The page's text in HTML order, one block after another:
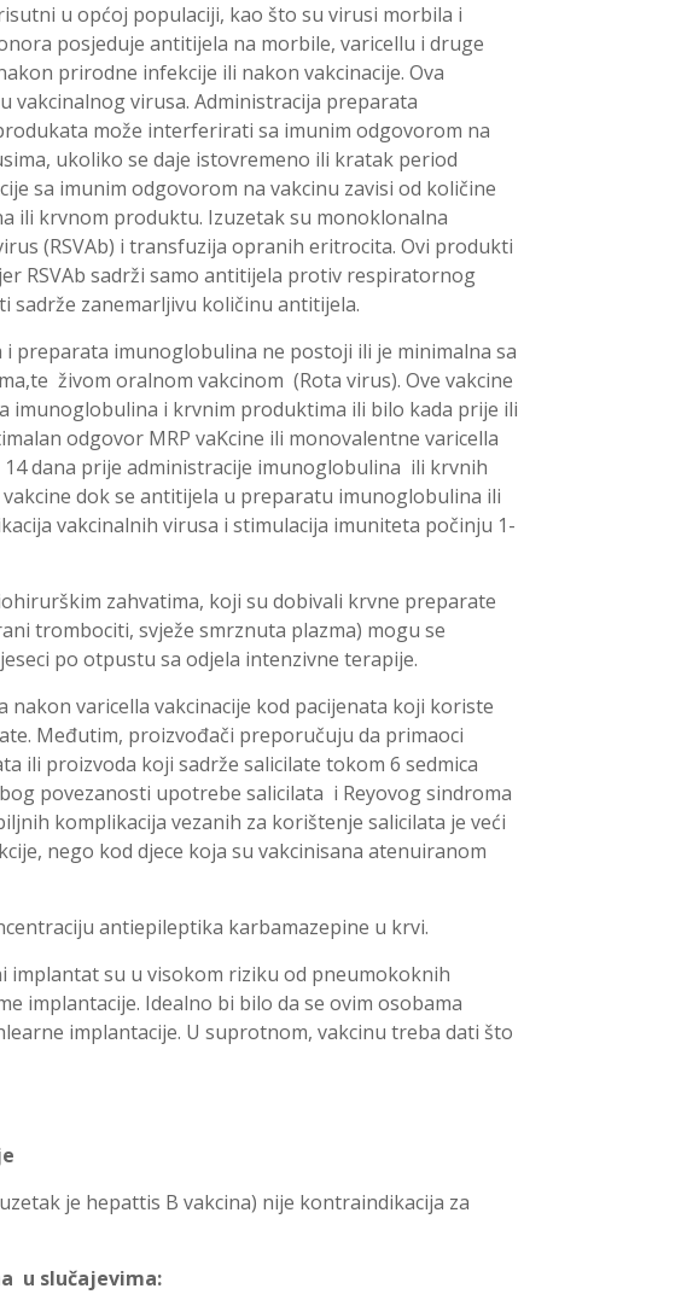
u općoj populaciji, kao što su virusi morbila i
posjeduje antitijela na morbile, varicellu i druge
prirodne infekcije ili nakon vakcinacije. Ova
virusa. Administracija preparata
može interferirati sa imunim odgovorom na
ukoliko se daje istovremeno ili kratak period
sa imunim odgovorom na vakcinu zavisi od količine
ili krvnom produktu. Izuzetak su monoklonalna
(RSVAb) i transfuzija opranih eritrocita. Ovi produkti
RSVAb sadrži samo antitijela protiv respiratornog
sadrže zanemarljivu količinu antitijela.
preparata imunoglobulina ne postoji ili je minimalna sa
živom oralnom vakcinom (Rota virus). Ove vakcine
imunoglobulina i krvnim produktima ili bilo kada prije ili
odgovor MRP vaKcine ili monovalentne varicella
dana prije administracije imunoglobulina ili krvnih
dok se antitijela u preparatu imunoglobulina ili
vakcinalnih virusa i stimulacija imuniteta počinju 1-
zahvatima, koji su dobivali krvne preparate
trombociti, svježe smrznuta plazma) mogu se
po otpustu sa odjela intenzivne terapije.
nakon varicella vakcinacije kod pacijenata koji koriste
Međutim, proizvođači preporučuju da primaoci
ili proizvoda koji sadrže salicilate tokom 6 sedmica
povezanosti upotrebe salicilata i Reyovog sindroma
komplikacija vezanih za korištenje salicilata je veći
nego kod djece koja su vakcinisana atenuiranom
antiepileptika karbamazepine u krvi.
su u visokom riziku od pneumokoknih
implantacije. Idealno bi bilo da se ovim osobama
implantacije. U suprotnom, vakcinu treba dati što
je hepattis B vakcina) nije kontraindikacija za
u slučajevima: